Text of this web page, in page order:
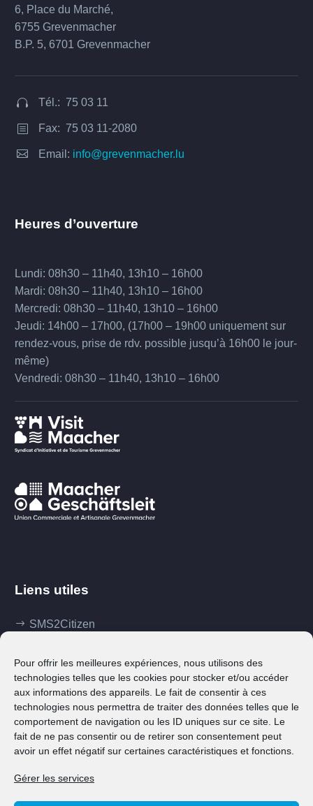
Pour offrir les meilleures expériences, nous utilisons des
technologies telles que les cookies pour stocker et/ou accéder
aux informations des appareils. Le fait de consentir à ces
technologies nous permettra de traiter des données telles que le
comportement de navigation ou les ID uniques sur ce site. Le
fait de ne pas consentir ou de retirer son consentement peut
avoir un effet négatif sur certaines caractéristiques et fonctions.
Gérer les services
6, Place du Marché,
6755 Grevenmacher
B.P. 5, 6701 Grevenmacher

 Tél.: 75 03 11
b
b Fax: 75 03 11-2080

 Email: info@grevenmacher.lu
Heures d’ouverture
Lundi: 08h30 – 11h40, 13h10 – 16h00
Mardi: 08h30 – 11h40, 13h10 – 16h00
Mercredi: 08h30 – 11h40, 13h10 – 16h00
Jeudi: 14h00 – 17h00, (17h00 – 19h00 uniquement sur
rendez-vous, prise de rdv. possible jusqu’à 16h00 le jour-
même)
Vendredi: 08h30 – 11h40, 13h10 – 16h00
Liens utiles
SMS2Citizen
Ma commune
Contact